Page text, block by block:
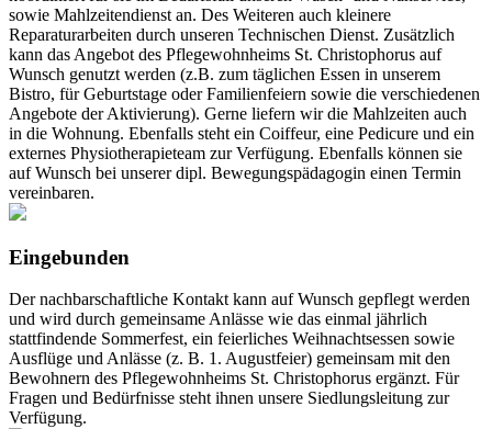
sowie Mahlzeitendienst an. Des Weiteren auch kleinere
Reparaturarbeiten durch unseren Technischen Dienst. Zusätzlich
kann das Angebot des Pflegewohnheims St. Christophorus auf
Wunsch genutzt werden (z.B. zum täglichen Essen in unserem
Bistro, für Geburtstage oder Familienfeiern sowie die verschiedenen
Angebote der Aktivierung). Gerne liefern wir die Mahlzeiten auch
in die Wohnung. Ebenfalls steht ein Coiffeur, eine Pedicure und ein
externes Physiotherapieteam zur Verfügung. Ebenfalls können sie
auf Wunsch bei unserer dipl. Bewegungspädagogin einen Termin
vereinbaren.
Eingebunden
Der nachbarschaftliche Kontakt kann auf Wunsch gepflegt werden
und wird durch gemeinsame Anlässe wie das einmal jährlich
stattfindende Sommerfest, ein feierliches Weihnachtsessen sowie
Ausflüge und Anlässe (z. B. 1. Augustfeier) gemeinsam mit den
Bewohnern des Pflegewohnheims St. Christophorus ergänzt. Für
Fragen und Bedürfnisse steht ihnen unsere Siedlungsleitung zur
Verfügung.